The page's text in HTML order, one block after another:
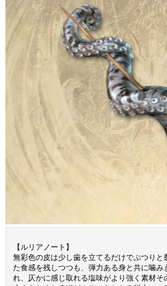
【ルリアノート】
無彩色の皮は少し歯を立てるだけでぷつりと
た食感を残しつつも、弾力ある身と共に噛み
れ、仄かに感じ取れる塩味がより強く素材